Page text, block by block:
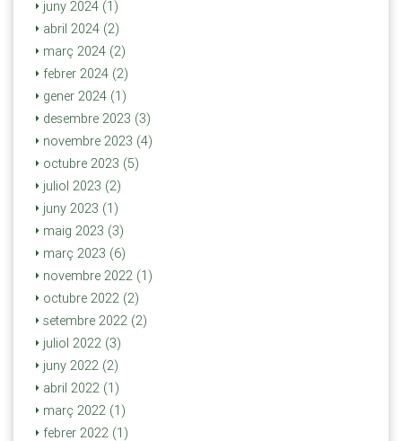
juny 2024 (1)
abril 2024 (2)
març 2024 (2)
febrer 2024 (2)
gener 2024 (1)
desembre 2023 (3)
novembre 2023 (4)
octubre 2023 (5)
juliol 2023 (2)
juny 2023 (1)
maig 2023 (3)
març 2023 (6)
novembre 2022 (1)
octubre 2022 (2)
setembre 2022 (2)
juliol 2022 (3)
juny 2022 (2)
abril 2022 (1)
març 2022 (1)
febrer 2022 (1)